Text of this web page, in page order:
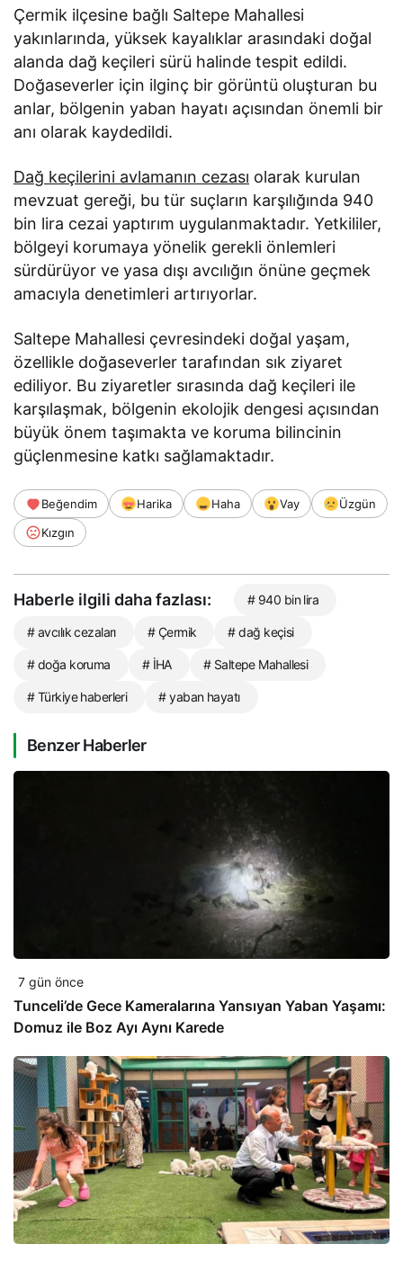
Çermik ilçesine bağlı Saltepe Mahallesi
yakınlarında, yüksek kayalıklar arasındaki doğal
alanda dağ keçileri sürü halinde tespit edildi.
Doğaseverler için ilginç bir görüntü oluşturan bu
anlar, bölgenin yaban hayatı açısından önemli bir
anı olarak kaydedildi.
Dağ keçilerini avlamanın cezası olarak kurulan
mevzuat gereği, bu tür suçların karşılığında 940
bin lira cezai yaptırım uygulanmaktadır. Yetkililer,
bölgeyi korumaya yönelik gerekli önlemleri
sürdürüyor ve yasa dışı avcılığın önüne geçmek
amacıyla denetimleri artırıyorlar.
Saltepe Mahallesi çevresindeki doğal yaşam,
özellikle doğaseverler tarafından sık ziyaret
ediliyor. Bu ziyaretler sırasında dağ keçileri ile
karşılaşmak, bölgenin ekolojik dengesi açısından
büyük önem taşımakta ve koruma bilincinin
güçlenmesine katkı sağlamaktadır.
Beğendim Harika Haha Vay
Üzgün
Kızgın
Haberle ilgili daha fazlası: # 940 bin lira
# avcılık cezaları # Çermik # dağ keçisi
# doğa koruma # İHA # Saltepe Mahallesi
# Türkiye haberleri # yaban hayatı
Benzer Haberler
7 gün önce
Tunceli’de Gece Kameralarına Yansıyan Yaban Yaşamı:
Domuz ile Boz Ayı Aynı Karede